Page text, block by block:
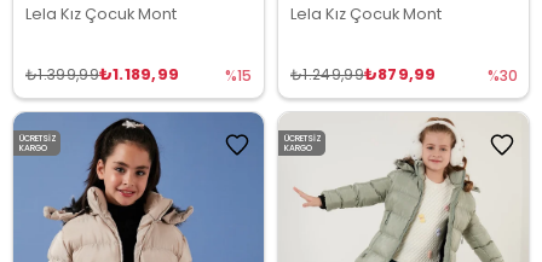
Lela Kız Çocuk Mont
₺1.189,99
₺1.399,99 %15
Lela Kız Çocuk Mont
₺879,99
₺1.249,99 %30
ÜCRETSIZ
KARGO
ÜCRETSIZ
KARGO